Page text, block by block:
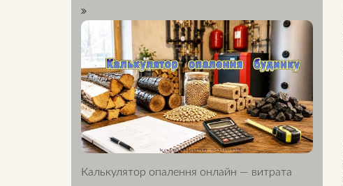
Калькулятор опалення онлайн — витрата